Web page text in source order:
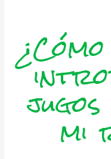
jugos
mi